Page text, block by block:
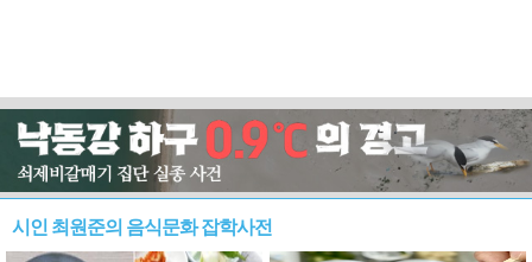
시인 최원준의 음식문화 잡학사전